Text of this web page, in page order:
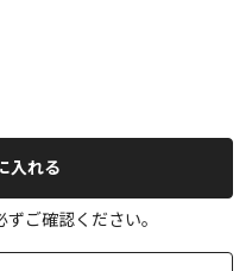
入れる
ご確認ください。